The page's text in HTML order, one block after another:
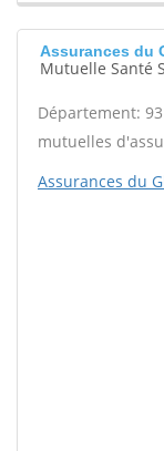
Assurances du
Mutuelle Santé
Département: 93
mutuelles
Assurances du